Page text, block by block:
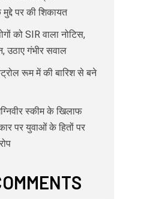
पर की शिकायत
को SIR वाला नोटिस,
उठाए गंभीर सवाल
रूम में की बारिश से बने
स्कीम के खिलाफ
पर युवाओं के हितों पर